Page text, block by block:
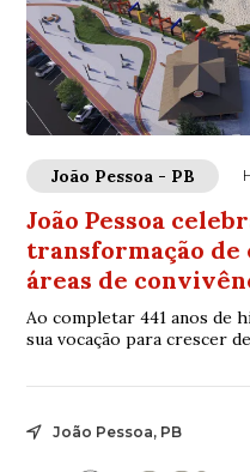
João Pessoa - PB
João Pessoa
transformação de
áreas de
Ao completar 441 anos de
sua vocação para crescer
João Pessoa, PB